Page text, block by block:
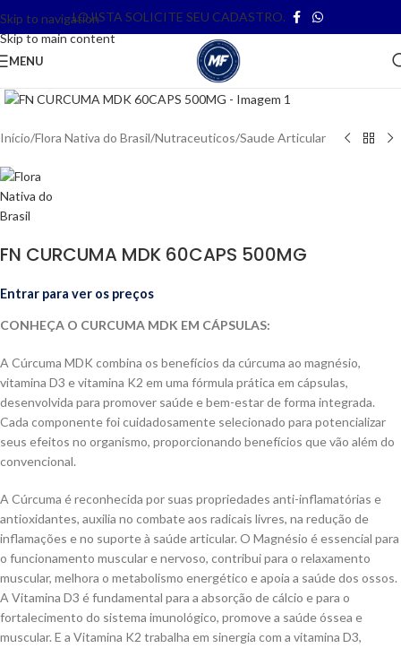
Skip to navigation
Skip to main content
LOJISTA SOLICITE SEU CADASTRO.
MENU
Início/Flora Nativa do Brasil/Nutraceuticos/Saude Articular
FN CURCUMA MDK 60CAPS 500MG
Entrar para ver os preços
CONHEÇA O CURCUMA MDK EM CÁPSULAS:
A Cúrcuma MDK combina os benefícios da cúrcuma ao magnésio,
vitamina D3 e vitamina K2 em uma fórmula prática em cápsulas,
desenvolvida para promover saúde e bem-estar de forma integrada.
Cada componente foi cuidadosamente selecionado para potencializar
seus efeitos no organismo, proporcionando benefícios que vão além do
convencional.
A Cúrcuma é reconhecida por suas propriedades anti-inflamatórias e
antioxidantes, auxilia no combate aos radicais livres, na redução de
inflamações e no suporte à saúde articular. O Magnésio é essencial para
o funcionamento muscular e nervoso, contribui para o relaxamento
muscular, melhora o metabolismo energético e apoia a saúde dos ossos.
A Vitamina D3 é fundamental para a absorção de cálcio e para o
fortalecimento do sistema imunológico, promove a saúde óssea e
muscular. E a Vitamina K2 trabalha em sinergia com a vitamina D3,